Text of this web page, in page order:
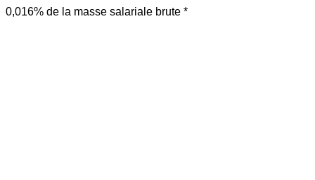
0,016% de la masse salariale brute *